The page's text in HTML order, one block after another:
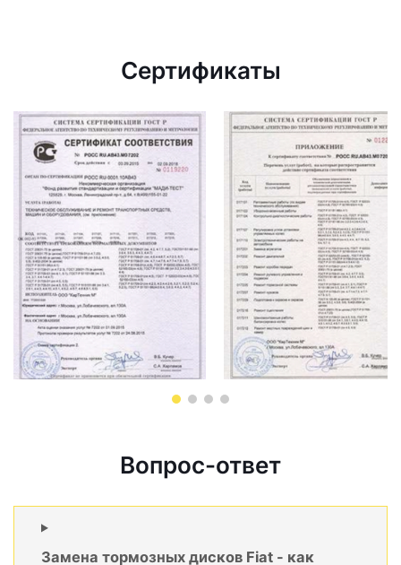
Сертификаты
Вопрос-ответ
Замена тормозных дисков Fiat - как